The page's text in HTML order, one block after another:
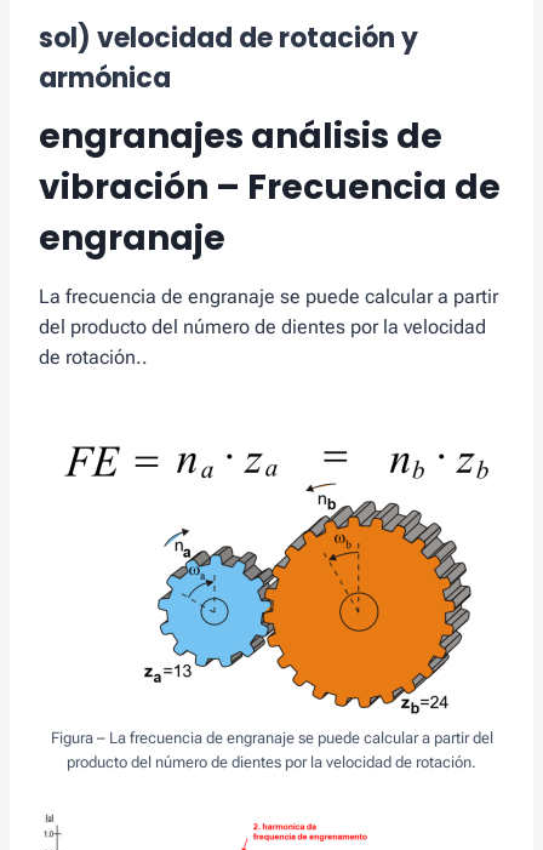
sol) velocidad de rotación y
armónica
engranajes análisis de
vibración – Frecuencia de
engranaje
La frecuencia de engranaje se puede calcular a partir
del producto del número de dientes por la velocidad
de rotación..
Figura – La frecuencia de engranaje se puede calcular a partir del
producto del número de dientes por la velocidad de rotación.